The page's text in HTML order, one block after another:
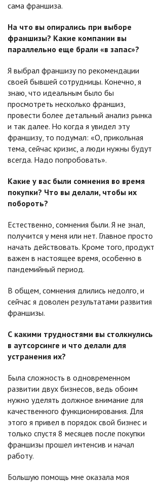
сама франшиза.
На что вы опирались при выборе
франшизы? Какие компании вы
параллельно еще брали «в запас»?
Я выбрал франшизу по рекомендации
своей бывшей сотрудницы. Конечно, я
знаю, что идеальным было бы
просмотреть несколько франшиз,
провести более детальный анализ рынка
и так далее. Но когда я увидел эту
франшизу, то подумал: «О, прикольная
тема, сейчас кризис, а люди нужны будут
всегда. Надо попробовать».
Какие у вас были сомнения во время
покупки? Что вы делали, чтобы их
побороть?
Естественно, сомнения были. Я не знал,
получится у меня или нет. Главное просто
начать действовать. Кроме того, продукт
важен в настоящее время, особенно в
пандемийный период.
В общем, сомнения длились недолго, и
сейчас я доволен результатами развития
франшизы.
С какими трудностями вы столкнулись
в аутсорсинге и что делали для
устранения их?
Была сложность в одновременном
развитии двух бизнесов, ведь обоим
нужно уделять должное внимание для
качественного функционирования. Для
этого я привел в порядок свой бизнес и
только спустя 8 месяцев после покупки
франшизы прошел интенсив и начал
работу.
Большую помощь мне оказала моя